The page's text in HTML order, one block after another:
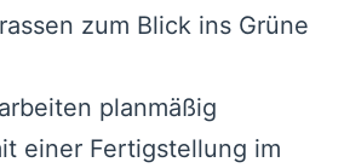
zum Blick ins Grüne
planmäßig
einer Fertigstellung im